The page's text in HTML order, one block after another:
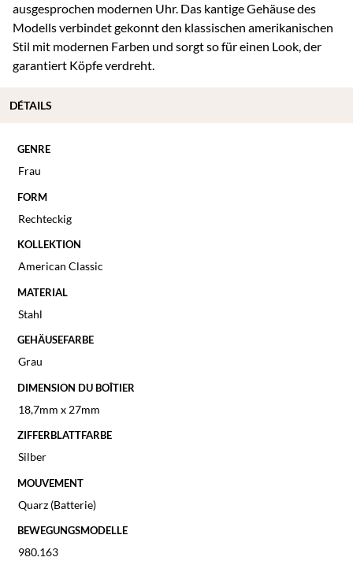
ausgesprochen modernen Uhr. Das kantige Gehäuse des
Modells verbindet gekonnt den klassischen amerikanischen
Stil mit modernen Farben und sorgt so für einen Look, der
garantiert Köpfe verdreht.
GENRE
Frau
FORM
Rechteckig
KOLLEKTION
American Classic
MATERIAL
Stahl
GEHÄUSEFARBE
Grau
DIMENSION DU BOÎTIER
18,7mm x 27mm
ZIFFERBLATTFARBE
Silber
MOUVEMENT
Quarz (Batterie)
BEWEGUNGSMODELLE
980.163
DÉTAILS